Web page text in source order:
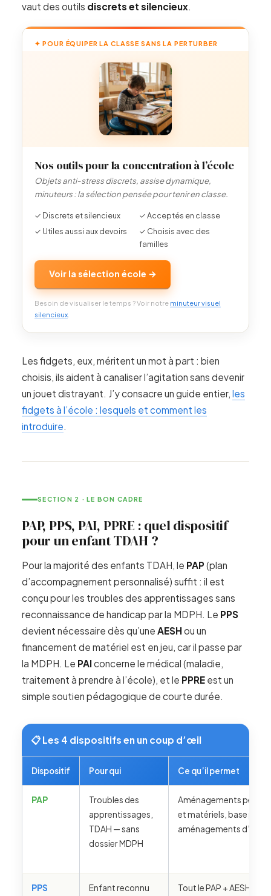
vaut des outils discrets et silencieux.
✦ POUR ÉQUIPER LA CLASSE SANS LA PERTURBER
Nos outils pour la concentration à l’école
Objets anti-stress discrets, assise dynamique,
minuteurs : la sélection pensée pour tenir en classe.
✓ Discrets et silencieux
✓ Acceptés en classe
✓ Utiles aussi aux devoirs
✓ Choisis avec des
familles
Voir la sélection école →
Besoin de visualiser le temps ? Voir notre minuteur visuel
silencieux
Les fidgets, eux, méritent un mot à part : bien
choisis, ils aident à canaliser l’agitation sans devenir
un jouet distrayant. J’y consacre un guide entier,les
fidgets à l’école : lesquels et comment les
introduire.
SECTION 2 · LE BON CADRE
PAP, PPS, PAI, PPRE : quel dispositif
pour un enfant TDAH ?
Pour la majorité des enfants TDAH, le PAP (plan
d’accompagnement personnalisé) suffit : il est
conçu pour les troubles des apprentissages sans
reconnaissance de handicap par la MDPH. Le PPS
devient nécessaire dès qu’uneAESHou un
financement de matériel est en jeu, car il passe par
la MDPH. Le PAIconcerne le médical (maladie,
traitement à prendre à l’école), et le PPRE est un
simple soutien pédagogique de courte durée.
📋 Les 4 dispositifs en un coup d’œil
Dispositif Pour qui Ce qu’il permet
PAP
Troubles des
apprentissages,
TDAH — sans
dossier MDPH
Aménagements
et matériels, base pour
aménagements
PPS Enfant reconnu Tout le PAP + AESH,